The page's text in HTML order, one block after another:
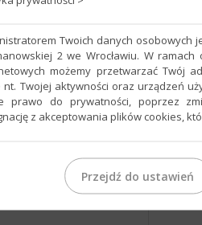
wersji
wersja programu
na której pracujesz.
Twoich danych osobowych
2 we Wrocławiu. W
możemy przetwarzać Twój
nt. Twojej aktywności oraz urządzeń
prawo do prywatności, poprzez
z akceptowania plików cookies,
Przejdź do ustawień